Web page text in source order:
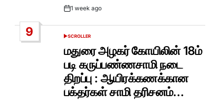
Post1 week ago
9
POSTED
SCROLLER
மதுரை அழகர் கோயிலின் 18ம்
படி கருப்பண்ணசாமி நடை
திறப்பு : ஆயிரக்கணக்கான
பக்தர்கள் சாமி தரிசனம்…